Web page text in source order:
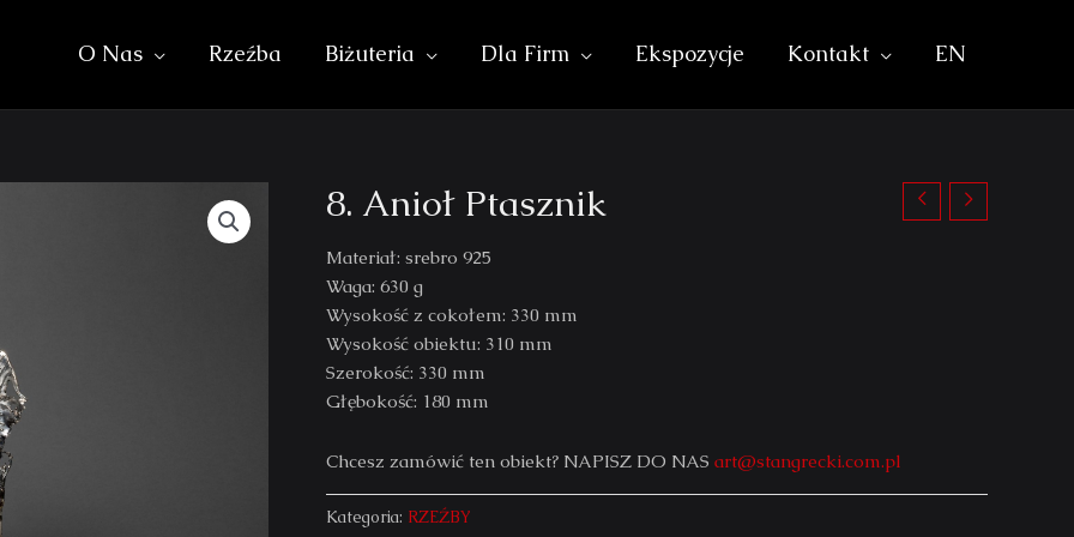
O Nas Rzeźba Biżuteria Dla Firm Ekspozycje Kontakt EN
8. Anioł Ptasznik
Materiał: srebro 925
Waga: 630 g
Wysokość z cokołem: 330 mm
Wysokość obiektu: 310 mm
Szerokość: 330 mm
Głębokość: 180 mm
Chcesz zamówić ten obiekt? NAPISZ DO NAS art@stangrecki.com.pl
Kategoria: RZEŹBY